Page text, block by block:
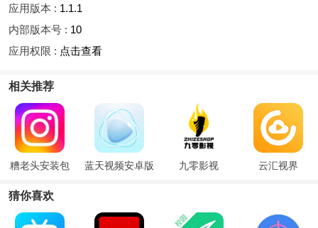
应用版本 : 1.1.1
内部版本号 : 10
应用权限 : 点击查看
相关推荐
糟老头安装包 蓝天视频安卓版 九零影视 云汇视界
猜你喜欢